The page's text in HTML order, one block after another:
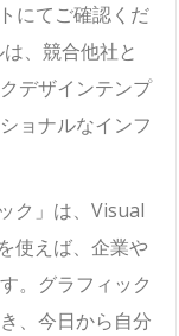
にてご確認くだ
、競合他社と
デザインテンプ
ョナルなインフ
ク」は、Visual
使えば、企業や
。グラフィック
、今日から自分